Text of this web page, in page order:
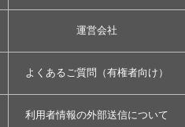
運営会社
よくあるご質問（有権者向け）
利用者情報の外部送信について